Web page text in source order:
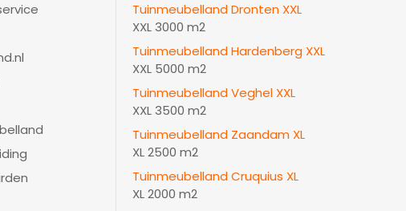
Tuinmeubelland Dronten XXL
XXL 3000 m2
Tuinmeubelland Hardenberg XXL
XXL 5000 m2
Tuinmeubelland Veghel XXL
XXL 3500 m2
Tuinmeubelland Zaandam XL
XL 2500 m2
Tuinmeubelland Cruquius XL
XL 2000 m2